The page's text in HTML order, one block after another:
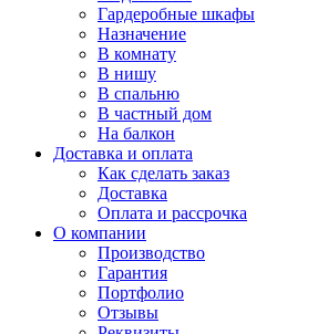
Гардеробные шкафы
Назначение
В комнату
В нишу
В спальню
В частный дом
На балкон
Доставка и оплата
Как сделать заказ
Доставка
Оплата и рассрочка
О компании
Производство
Гарантия
Портфолио
Отзывы